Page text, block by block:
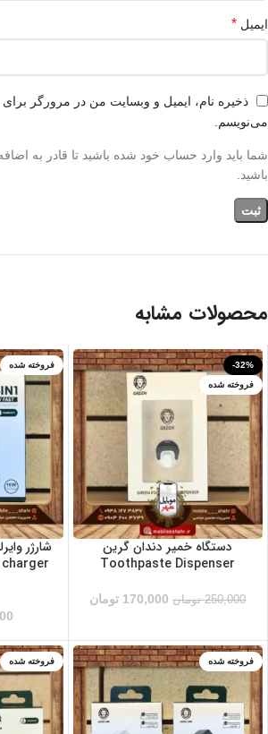
ایمیل *
ذخیره نام، ایمیل و وبسایت من در مرورگر برای
می‌نویسم.
شما باید وارد حساب خود شده باشید تا قادر به
باشید.
محصولات مشابه
-32%
فروخته شده
دستگاه خمیر دندان گرین
Toothpaste Dispenser
250,000 تومان 170,000 تومان
فروخته شده
فروخته شده
سفید
مشکی
فروخته شده
زرد
صورتی